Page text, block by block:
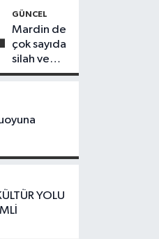
ürettikleri
gıda
ürünlerini
satarak
köydeki
desteğinde
GÜNCEL
Mardin de
çok sayıda
silah ve
mühimmat
YOLU